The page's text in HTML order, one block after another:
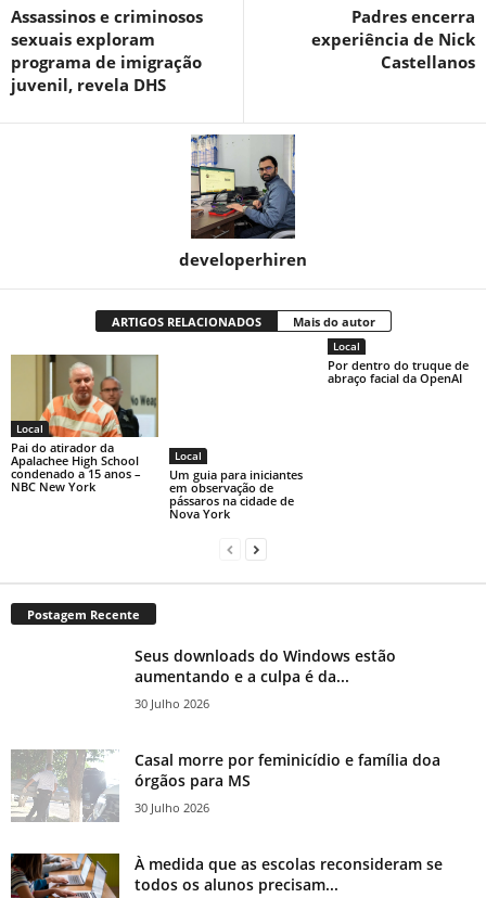
Assassinos e criminosos
sexuais exploram
programa de imigração
juvenil, revela DHS
Padres encerra
experiência de Nick
Castellanos
developerhiren
ARTIGOS RELACIONADOS Mais do autor
Local
Pai do atirador da
Apalachee High School
condenado a 15 anos –
NBC New York
Local
Um guia para iniciantes
em observação de
pássaros na cidade de
Nova York
Local
Por dentro do truque de
abraço facial da OpenAI
Postagem Recente
Seus downloads do Windows estão
aumentando e a culpa é da...
30 Julho 2026
Casal morre por feminicídio e família doa
órgãos para MS
30 Julho 2026
À medida que as escolas reconsideram se
todos os alunos precisam...